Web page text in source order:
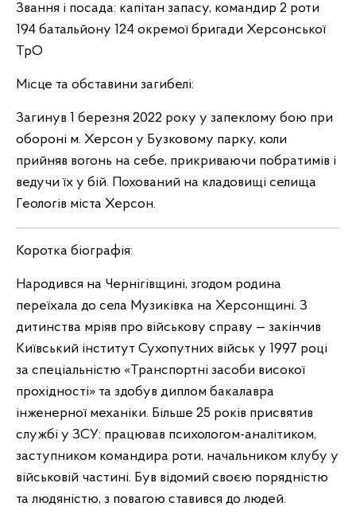
Звання і посада: капітан запасу, командир 2 роти
194 батальйону 124 окремої бригади Херсонської
ТрО
Місце та обставини загибелі:
Загинув 1 березня 2022 року у запеклому бою при
обороні м. Херсон у Бузковому парку, коли
прийняв вогонь на себе, прикриваючи побратимів і
ведучи їх у бій. Похований на кладовищі селища
Геологів міста Херсон.
Коротка біографія:
Народився на Чернігівщині, згодом родина
переїхала до села Музиківка на Херсонщині. З
дитинства мріяв про військову справу — закінчив
Київський інститут Сухопутних військ у 1997 році
за спеціальністю «Транспортні засоби високої
прохідності» та здобув диплом бакалавра
інженерної механіки. Більше 25 років присвятив
службі у ЗСУ: працював психологом-аналітиком,
заступником командира роти, начальником клубу у
військовій частині. Був відомий своєю порядністю
та людяністю, з повагою ставився до людей.